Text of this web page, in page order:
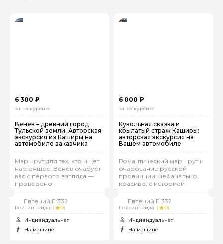
6 300 ₽
за экскурсию
Венев – древний город
Тульской земли. Авторская
экскурсия из Каширы на
автомобиле заказчика
Маршрут для тех, кто ищет
настоящее: Венев очарует
вас с первого взгляда —
проверено!
Евгений.Е 332
Рейтинг гида (
0)
Индивидуальная
На машине
6 000 ₽
за экскурсию
Кукольная сказка и
крылатый страж Каширы:
авторская экскурсия на
Вашем автомобиле
Романтический маршрут и
очарование русской
провинции: небанально,
красиво, с историей
Евгений.Е 332
Рейтинг гида (
0)
Индивидуальная
На машине